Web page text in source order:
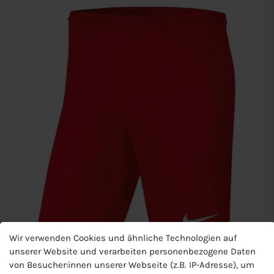
Wir verwenden Cookies und ähnliche Technologien auf
unserer Website und verarbeiten personenbezogene Daten
von Besucher:innen unserer Webseite (z.B. IP-Adresse), um